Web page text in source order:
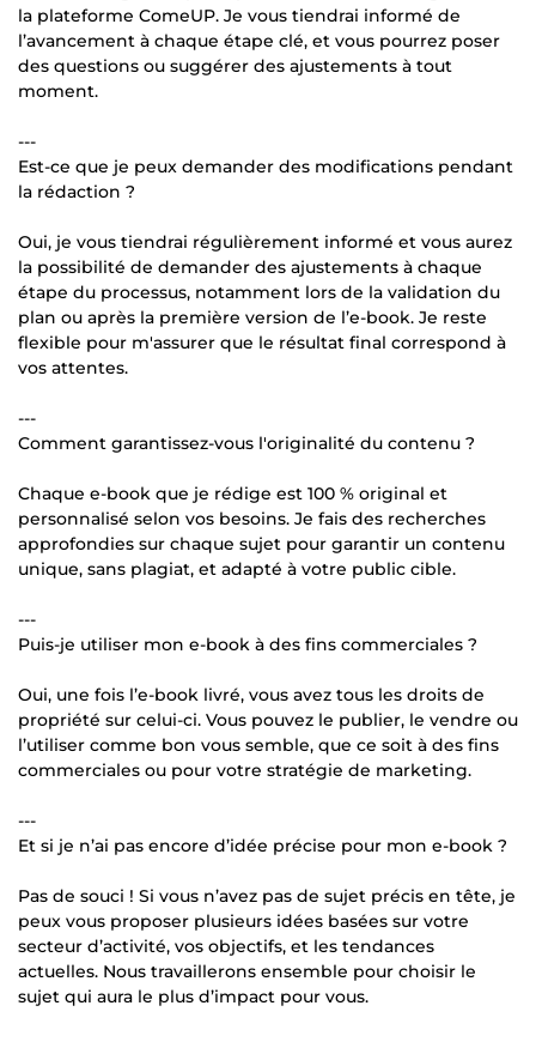
la plateforme ComeUP. Je vous tiendrai informé de
l’avancement à chaque étape clé, et vous pourrez poser
des questions ou suggérer des ajustements à tout
moment.
---
Est-ce que je peux demander des modifications pendant
la rédaction ?
Oui, je vous tiendrai régulièrement informé et vous aurez
la possibilité de demander des ajustements à chaque
étape du processus, notamment lors de la validation du
plan ou après la première version de l’e-book. Je reste
flexible pour m'assurer que le résultat final correspond à
vos attentes.
---
Comment garantissez-vous l'originalité du contenu ?
Chaque e-book que je rédige est 100 % original et
personnalisé selon vos besoins. Je fais des recherches
approfondies sur chaque sujet pour garantir un contenu
unique, sans plagiat, et adapté à votre public cible.
---
Puis-je utiliser mon e-book à des fins commerciales ?
Oui, une fois l’e-book livré, vous avez tous les droits de
propriété sur celui-ci. Vous pouvez le publier, le vendre ou
l’utiliser comme bon vous semble, que ce soit à des fins
commerciales ou pour votre stratégie de marketing.
---
Et si je n’ai pas encore d’idée précise pour mon e-book ?
Pas de souci ! Si vous n’avez pas de sujet précis en tête, je
peux vous proposer plusieurs idées basées sur votre
secteur d’activité, vos objectifs, et les tendances
actuelles. Nous travaillerons ensemble pour choisir le
sujet qui aura le plus d’impact pour vous.